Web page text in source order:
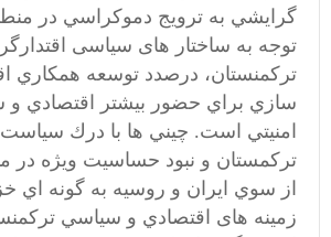
گرايشي به ترویج دموكراسي در
توجه به ساختار های سیاسی
تركمنستان، درصدد توسعه همكاري
سازي براي حضور بيشتر اقتصادي
امنيتي است. چيني ها با درك
تركمستان و نبود حساسيت ويژه در
از سوي ايران و روسيه به گونه اي
زمينه های اقتصادي و سياسي